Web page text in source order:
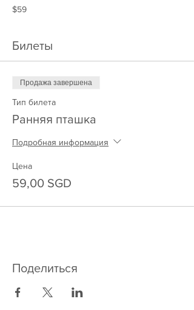
$59
Билеты
Продажа завершена
Тип билета
Ранняя пташка
Подробная информация
Цена
59,00 SGD
Поделиться